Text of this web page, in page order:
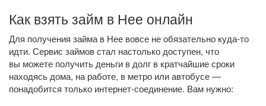
Как взять займ в Нее онлайн
Для получения займа в Нее вовсе не обязательно куда-то
идти. Сервис займов стал настолько доступен, что
вы можете получить деньги в долг в кратчайшие сроки
находясь дома, на работе, в метро или автобусе —
понадобится только интернет-соединение. Вам нужно: